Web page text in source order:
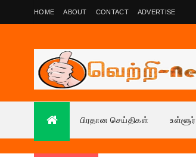
HOME ABOUT CONTACT ADVERTISE
பிரதான செய்திகள் உள்ளூர்